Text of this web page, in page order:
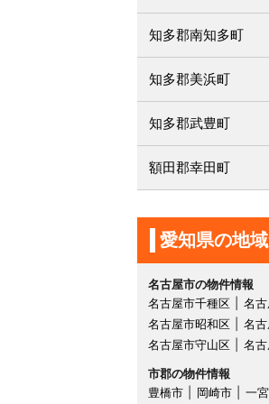
知多郡南知多町
知多郡美浜町
知多郡武豊町
額田郡幸田町
愛知県の地
名古屋市の物件情報
名古屋市千種区
名
名古屋市昭和区
名
名古屋市守山区
名
市郡の物件情報
豊橋市
岡崎市 一